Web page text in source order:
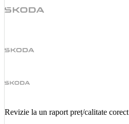
Revizie la un raport preț/calitate corect